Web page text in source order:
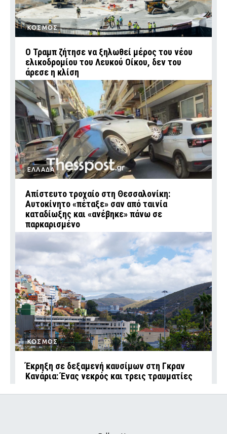
ΚΟΣΜΟΣ
Ο Τραμπ ζήτησε να ξηλωθεί μέρος του νέου
ελικοδρομίου του Λευκού Οίκου, δεν του
άρεσε η κλίση
ΕΛΛΑΔΑ
Απίστευτο τροχαίο στη Θεσσαλονίκη:
Αυτοκίνητο «πέταξε» σαν από ταινία
καταδίωξης και «ανέβηκε» πάνω σε
παρκαρισμένο
ΚΟΣΜΟΣ
Έκρηξη σε δεξαμενή καυσίμων στη Γκραν
Κανάρια: Ένας νεκρός και τρεις τραυματίες